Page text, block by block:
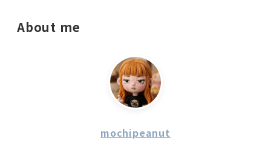
About me
mochipeanut